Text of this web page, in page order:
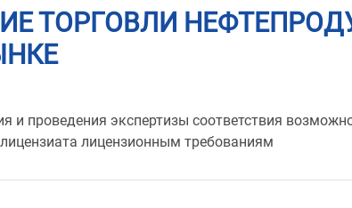
ТОРГОВЛИ
и проведения экспертизы соответствия
лицензионным требованиям